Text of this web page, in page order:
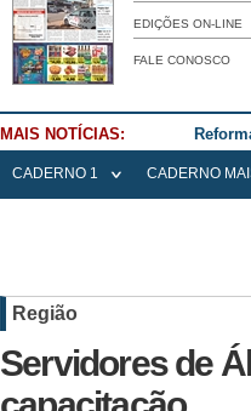
EDIÇÕES ON-LINE
FALE CONOSCO
MAIS NOTÍCIAS:
CADERNO 1 CADERNO
Região
Servidores de